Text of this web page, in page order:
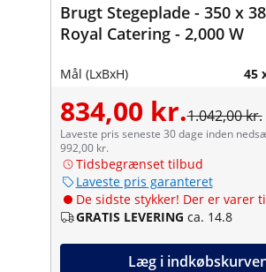
Brugt Stegeplade - 350 x
Royal Catering - 2,000 W
Mål (LxBxH) 45
834,00 kr.1.042,00 kr.
Laveste pris seneste 30 dage inden
992,00 kr.
Tidsbegrænset tilbud
Laveste pris garanteret
De sidste stykker! Der er varer
GRATIS LEVERING ca. 14.8
Læg i